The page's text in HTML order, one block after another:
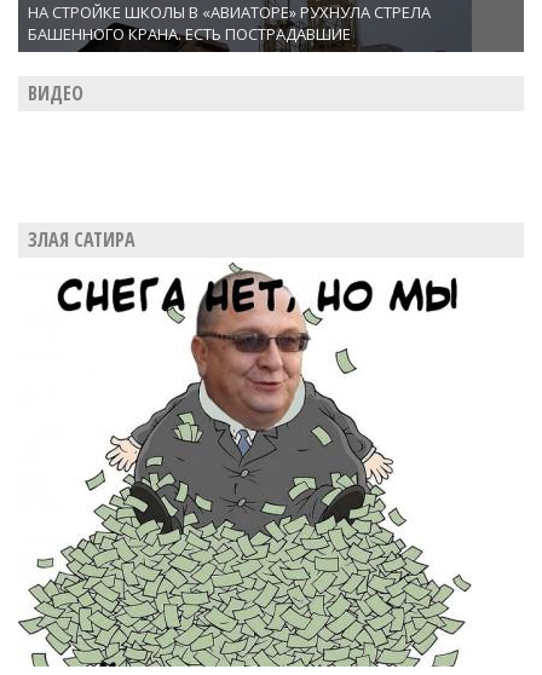
НА СТРОЙКЕ ШКОЛЫ В «АВИАТОРЕ» РУХНУЛА СТРЕЛА
БАШЕННОГО КРАНА. ЕСТЬ ПОСТРАДАВШИЕ
ВИДЕО
ЗЛАЯ САТИРА